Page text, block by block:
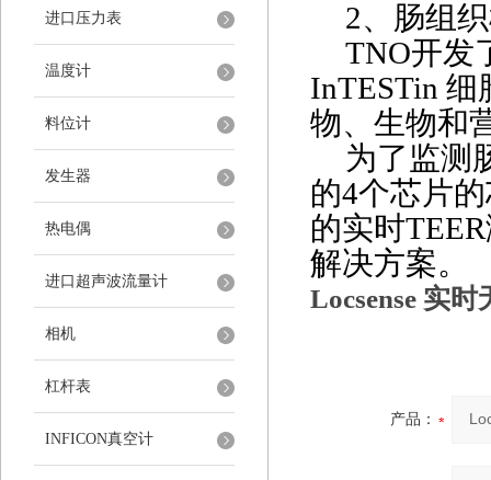
进口压力表
温度计
料位计
发生器
热电偶
进口超声波流量计
相机
杠杆表
INFICON真空计
2、肠组
TNO开发
InTESTin
物、生物和
为了监测
的4个芯片
的实时
解决方案。
Locsense 实
产品：